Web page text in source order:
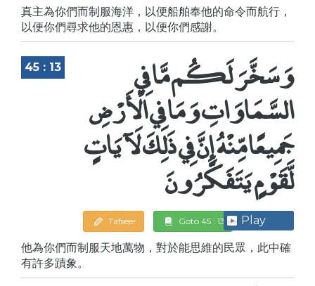
真主為你們而制服海洋，以便船舶奉他的命令而航行，
以便你們尋求他的恩惠，以便你們感謝。
45 : 13 وَسَخَّرَ لَكُم مَّا فِي
السَّمَاوَاتِ وَمَا فِي الْأَرْضِ
جَمِيعًا مِّنْهُ إِنَّ فِي ذَلِكَ لَآيَاتٍ
لَّقَوْمٍ يَتَفَكَّرُونَ
Tafseer Goto 45 : 13 Play
他為你們而制服天地萬物，對於能思維的民眾，此中確
有許多蹟象。